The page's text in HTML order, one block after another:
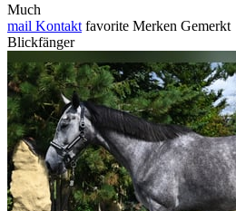
Much
mail Kontakt favorite Merken Gemerkt
Blickfänger